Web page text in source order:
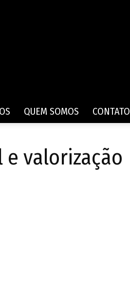
QUEM SOMOS CONTATO
valorização